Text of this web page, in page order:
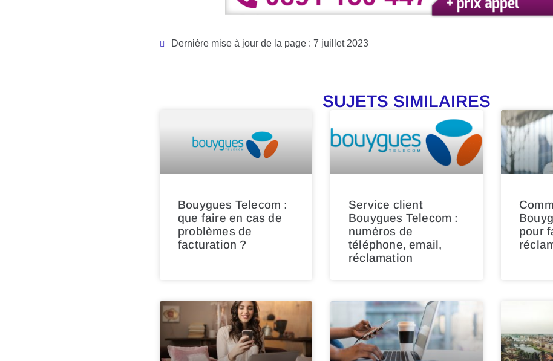
Dernière mise à jour de la page : 7 juillet 2023
SUJETS SIMILAIRES
Bouygues Telecom :
que faire en cas de
problèmes de
facturation ?
Service client
Bouygues Telecom :
numéros de
téléphone, email,
réclamation
pour